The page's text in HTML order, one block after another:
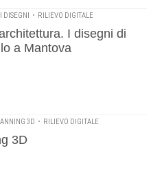
DISEGNI • RILIEVO DIGITALE
I disegni di
a Mantova
3D • RILIEVO DIGITALE
3D